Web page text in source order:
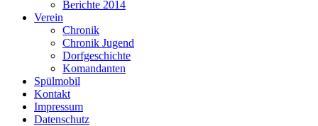
Berichte 2014
Verein
Chronik
Chronik Jugend
Dorfgeschichte
Komandanten
Spülmobil
Kontakt
Impressum
Datenschutz